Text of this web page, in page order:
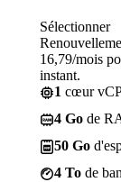
Sélectionner
16,79/mois
instant.
1 cœur
4 Go de
50 Go
4 To de